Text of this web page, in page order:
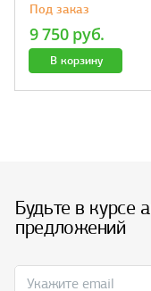
Под заказ
9 750 руб.
В корзину
Будьте в курсе
предложений